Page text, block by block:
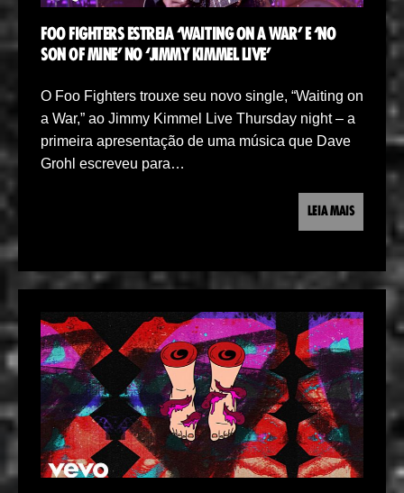
FOO FIGHTERS ESTREIA ‘WAITING ON A WAR’ E ‘NO
SON OF MINE’ NO ‘JIMMY KIMMEL LIVE’
O Foo Fighters trouxe seu novo single, “Waiting on
a War,” ao Jimmy Kimmel Live Thursday night – a
primeira apresentação de uma música que Dave
Grohl escreveu para…
LEIA MAIS